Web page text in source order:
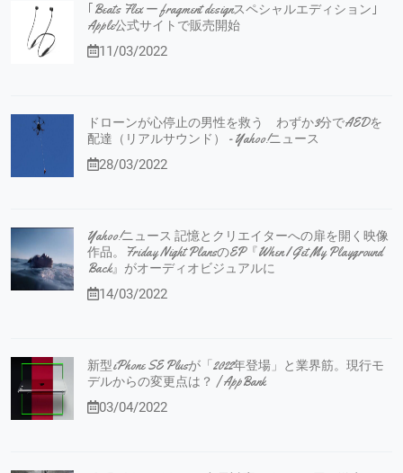
｢Beats Flex ー fragment designスペシャルエディション｣
Apple公式サイトで販売開始
11/03/2022
ドローンが心停止の男性を救う わずか3分でAEDを
配達（リアルサウンド） - Yahoo!ニュース
28/03/2022
Yahoo!ニュース 記憶とクリエイターへの扉を開く映像
作品。Friday Night PlansのEP『When I Get My Playground
Back』がオーディオビジュアルに
14/03/2022
新型iPhone SE Plusが「2022年登場」と業界筋。現行モ
デルからの変更点は？ | AppBank
03/04/2022